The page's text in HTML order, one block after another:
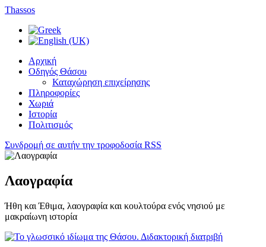
Thassos
Αρχική
Οδηγός Θάσου
Καταχώρηση επιχείρησης
Πληροφορίες
Χωριά
Ιστορία
Πολιτισμός
Συνδρομή σε αυτήν την τροφοδοσία RSS
Λαογραφία
Ήθη και Έθιμα, λαογραφία και κουλτούρα ενός νησιού με
μακραίωνη ιστορία